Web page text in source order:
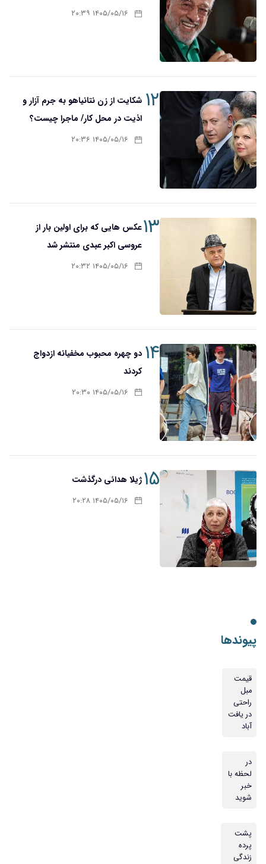
۱۴۰۵/۰۵/۱۶ ۲۰:۳۹
۱۲شکایت از زن نتانیاهو به جرم آزار و
اذیت در محل کار/ ماجرا چیست؟
۱۴۰۵/۰۵/۱۶ ۲۰:۳۶
۱۳ عکس هایی که برای اولین بار از
عروسی اکبر عبدی منتشر شد
۱۴۰۵/۰۵/۱۶ ۲۰:۳۲
۱۴دو چهره محبوب مخفیانه ازدواج
کردند
۱۴۰۵/۰۵/۱۶ ۲۰:۳۰
۱۵ژیلا هدائی درگذشت
۱۴۰۵/۰۵/۱۶ ۲۰:۲۸